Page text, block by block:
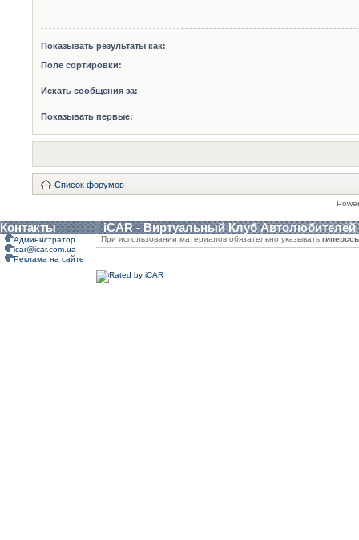
Показывать результаты как:
Поле сортировки:
Искать сообщения за:
Показывать первые:
Список форумов
Контакты iCAR - Виртуальный Клуб Автолюбителей
Администратор
icar@icar.com.ua
Реклама на сайте
При использовании материалов обязательно указывать